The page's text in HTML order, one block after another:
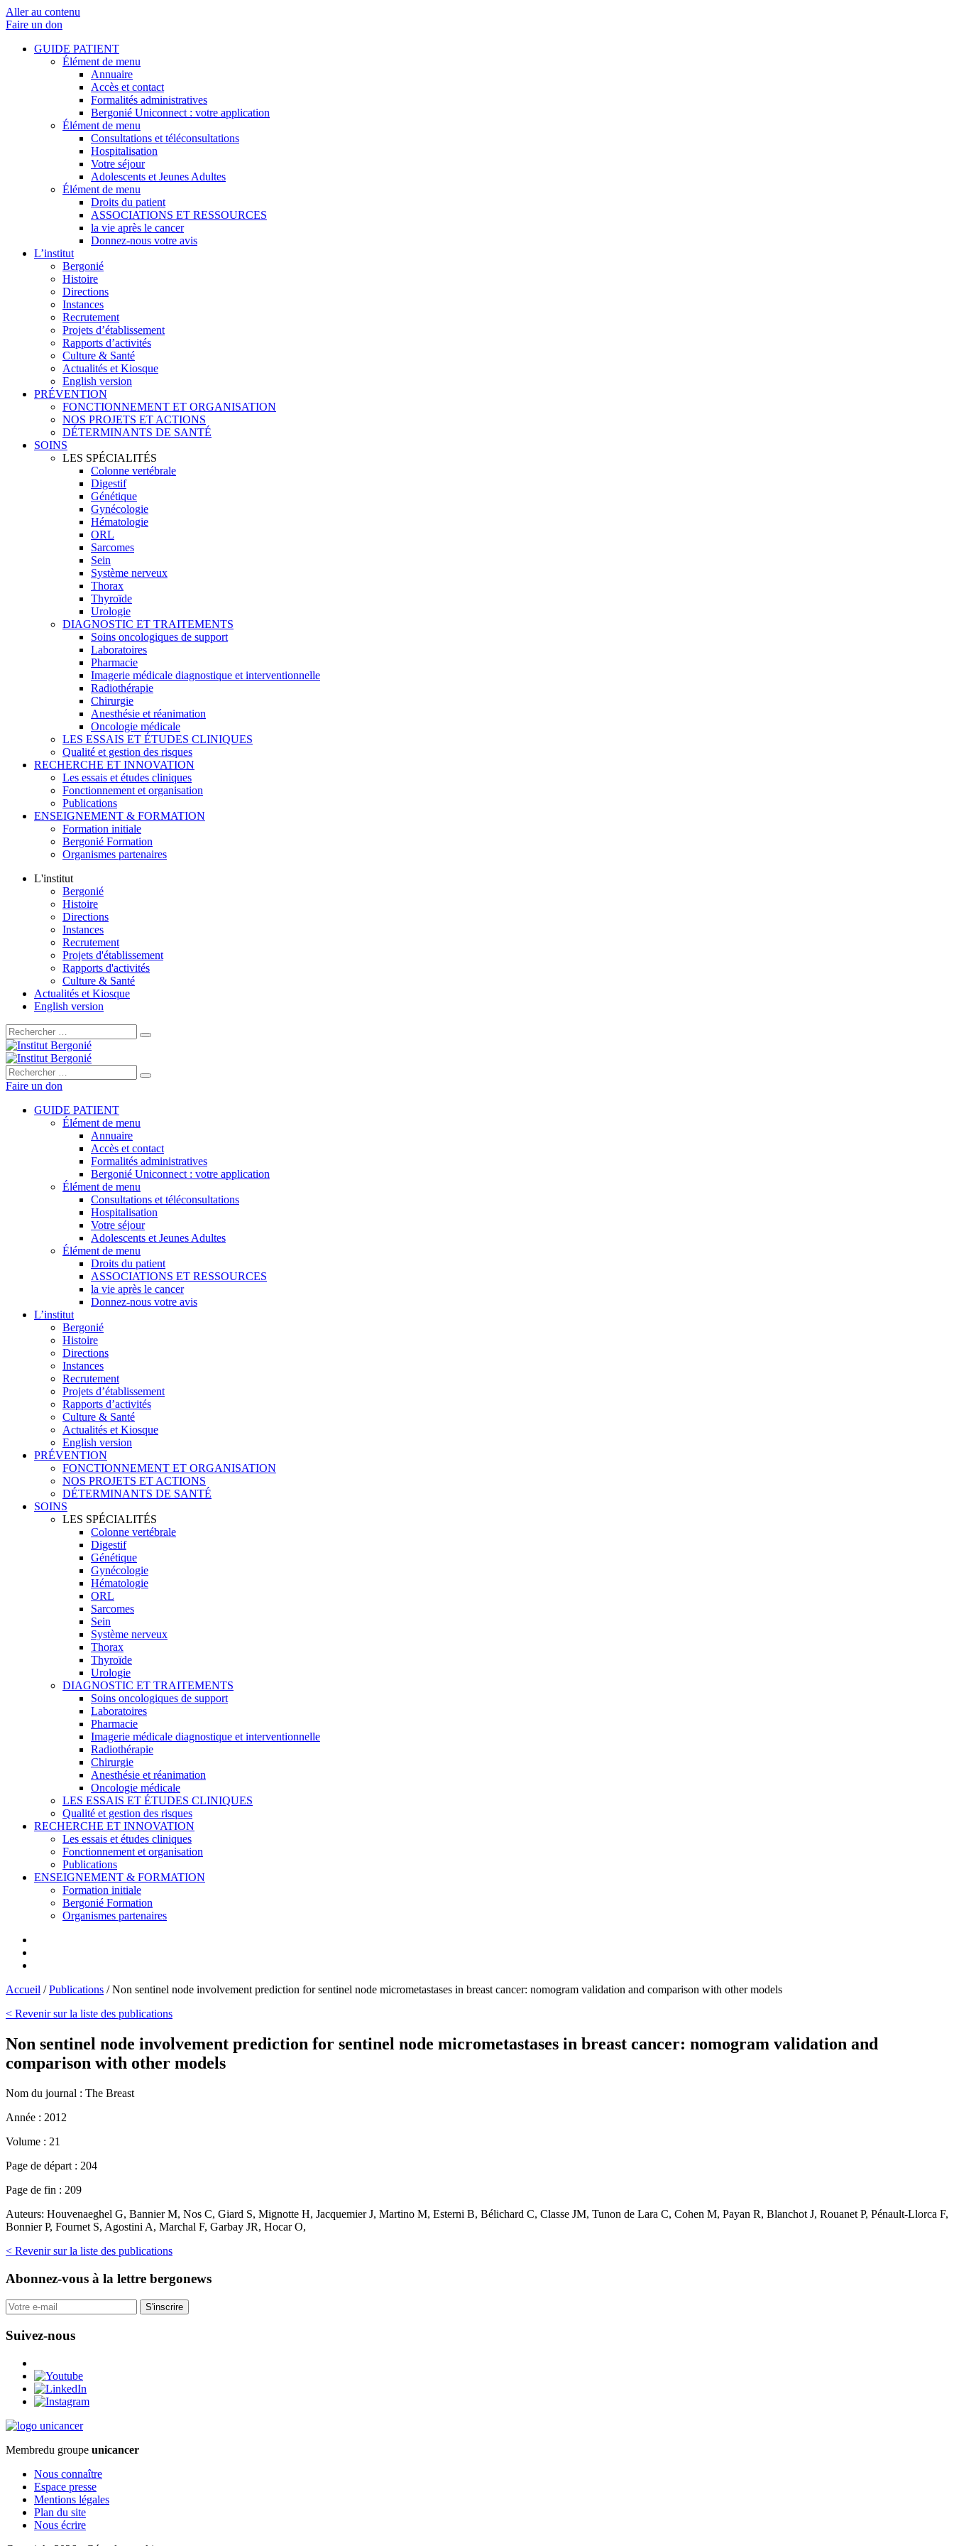
Aller au contenu
Faire un don
GUIDE PATIENT
Élément de menu
Annuaire
Accès et contact
Formalités administratives
Bergonié Uniconnect : votre application
Élément de menu
Consultations et téléconsultations
Hospitalisation
Votre séjour
Adolescents et Jeunes Adultes
Élément de menu
Droits du patient
ASSOCIATIONS ET RESSOURCES
la vie après le cancer
Donnez-nous votre avis
L’institut
Bergonié
Histoire
Directions
Instances
Recrutement
Projets d’établissement
Rapports d’activités
Culture & Santé
Actualités et Kiosque
English version
PRÉVENTION
FONCTIONNEMENT ET ORGANISATION
NOS PROJETS ET ACTIONS
DÉTERMINANTS DE SANTÉ
SOINS
LES SPÉCIALITÉS
Colonne vertébrale
Digestif
Génétique
Gynécologie
Hématologie
ORL
Sarcomes
Sein
Système nerveux
Thorax
Thyroïde
Urologie
DIAGNOSTIC ET TRAITEMENTS
Soins oncologiques de support
Laboratoires
Pharmacie
Imagerie médicale diagnostique et interventionnelle
Radiothérapie
Chirurgie
Anesthésie et réanimation
Oncologie médicale
LES ESSAIS ET ÉTUDES CLINIQUES
Qualité et gestion des risques
RECHERCHE ET INNOVATION
Les essais et études cliniques
Fonctionnement et organisation
Publications
ENSEIGNEMENT & FORMATION
Formation initiale
Bergonié Formation
Organismes partenaires
L'institut
Bergonié
Histoire
Directions
Instances
Recrutement
Projets d'établissement
Rapports d'activités
Culture & Santé
Actualités et Kiosque
English version
Rechercher :
Rechercher :
Faire un don
GUIDE PATIENT
Élément de menu
Annuaire
Accès et contact
Formalités administratives
Bergonié Uniconnect : votre application
Élément de menu
Consultations et téléconsultations
Hospitalisation
Votre séjour
Adolescents et Jeunes Adultes
Élément de menu
Droits du patient
ASSOCIATIONS ET RESSOURCES
la vie après le cancer
Donnez-nous votre avis
L’institut
Bergonié
Histoire
Directions
Instances
Recrutement
Projets d’établissement
Rapports d’activités
Culture & Santé
Actualités et Kiosque
English version
PRÉVENTION
FONCTIONNEMENT ET ORGANISATION
NOS PROJETS ET ACTIONS
DÉTERMINANTS DE SANTÉ
SOINS
LES SPÉCIALITÉS
Colonne vertébrale
Digestif
Génétique
Gynécologie
Hématologie
ORL
Sarcomes
Sein
Système nerveux
Thorax
Thyroïde
Urologie
DIAGNOSTIC ET TRAITEMENTS
Soins oncologiques de support
Laboratoires
Pharmacie
Imagerie médicale diagnostique et interventionnelle
Radiothérapie
Chirurgie
Anesthésie et réanimation
Oncologie médicale
LES ESSAIS ET ÉTUDES CLINIQUES
Qualité et gestion des risques
RECHERCHE ET INNOVATION
Les essais et études cliniques
Fonctionnement et organisation
Publications
ENSEIGNEMENT & FORMATION
Formation initiale
Bergonié Formation
Organismes partenaires
Accueil /Publications /Non sentinel node involvement prediction for sentinel node micrometastases in breast cancer: nomogram validation and comparison with other models
< Revenir sur la liste des publications
Non sentinel node involvement prediction for sentinel node micrometastases in breast cancer: nomogram validation and
comparison with other models
Nom du journal : The Breast
Année : 2012
Volume : 21
Page de départ : 204
Page de fin : 209
Auteurs: Houvenaeghel G, Bannier M, Nos C, Giard S, Mignotte H, Jacquemier J, Martino M, Esterni B, Bélichard C, Classe JM, Tunon de Lara C, Cohen M, Payan R, Blanchot J, Rouanet P, Pénault-Llorca F,
Bonnier P, Fournet S, Agostini A, Marchal F, Garbay JR, Hocar O,
< Revenir sur la liste des publications
Abonnez-vous à la lettre bergonews
S'inscrire
Suivez-nous
Membredu groupe unicancer
Nous connaître
Espace presse
Mentions légales
Plan du site
Nous écrire